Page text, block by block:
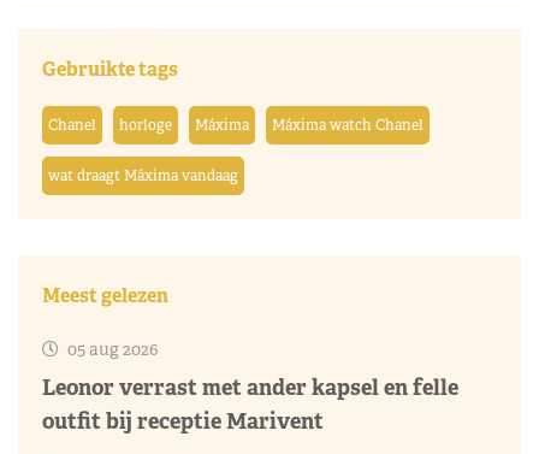
Gebruikte tags
Chanel horloge Máxima Máxima watch Chanel
wat draagt Máxima vandaag
Meest gelezen
05 aug 2026
Leonor verrast met ander kapsel en felle
outfit bij receptie Marivent